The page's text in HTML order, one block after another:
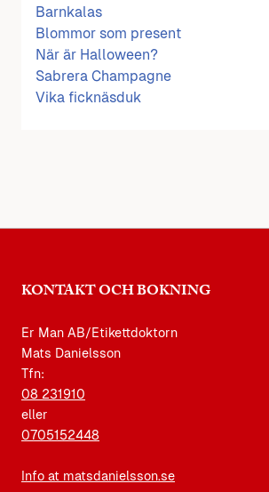
Barnkalas
Blommor som present
När är Halloween?
Sabrera Champagne
Vika ficknäsduk
KONTAKT OCH BOKNING
Er Man AB/Etikettdoktorn
Mats Danielsson
Tfn:
08 231910
eller
0705152448
Info at matsdanielsson.se